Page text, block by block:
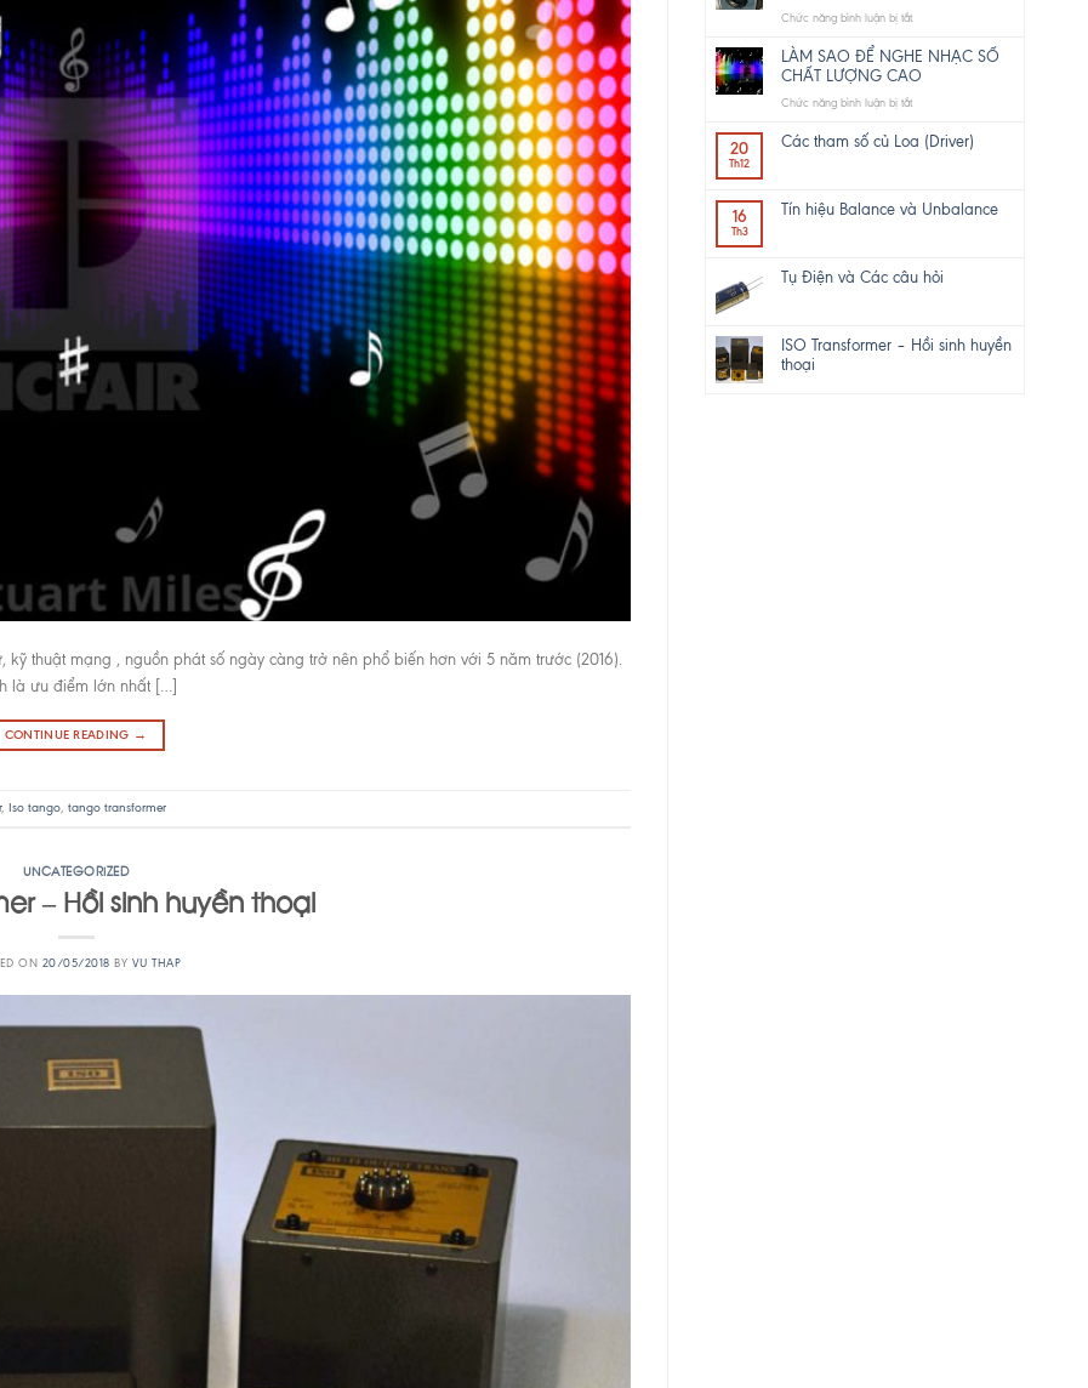
thuật mạng , nguồn phát số ngày càng trở nên phổ biến hơn với 5 năm trước (2016).
là ưu điểm lớn nhất […]
CONTINUE READING →
, Iso tango, tango transformer
UNCATEGORIZED
– Hồi sinh huyền thoại
ON 20/05/2018 BY VU THAP
Chức năng bình luận bị tắtở
it
yourself
hi-
speaker
loa
LÀM SAO ĐỂ NGHE NHẠC SỐ
CHẤT LƯỢNG CAO
Chức năng bình luận bị tắtở
SAO
SỐ
20
Th12
Các tham số củ Loa (Driver)
16
Th3
Tín hiệu Balance và Unbalance
Tụ Điện và Các câu hỏi
ISO Transformer – Hồi sinh huyền
thoại